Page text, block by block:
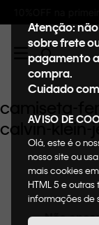
Atenção:
sobre frete
pagamento
compra.
Cuidado
AVISO DE
Olá, este é o
nosso site ou
mais cookies
HTML 5 e
informações de
camiseta-
calvin-klein-
Não